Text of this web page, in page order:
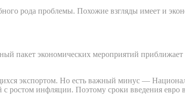
рода проблемы. Похожие взгляды имеет и
пакет экономических мероприятий
экспортом. Но есть важный минус —
ростом инфляции. Поэтому сроки введения